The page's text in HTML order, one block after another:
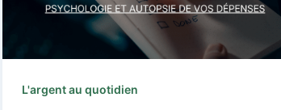
L'argent au quotidien